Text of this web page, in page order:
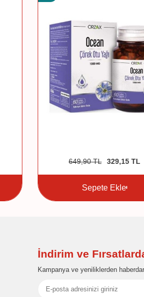
649,90TL 329,15TL
Sepete Ekle
İndirim ve
Kampanya ve yeniliklerden